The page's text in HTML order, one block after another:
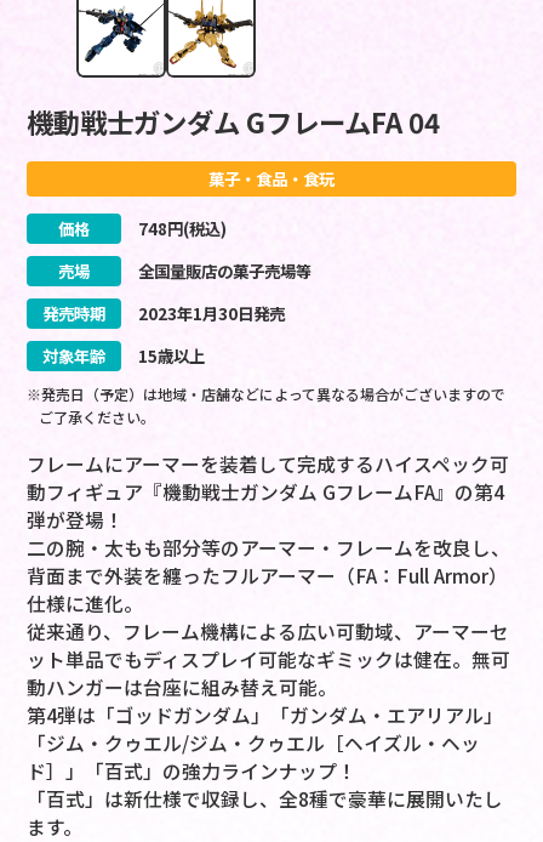
機動戦士ガンダム GフレームFA 04
菓子・食品・食玩
価格 748円(税込)
売場
全国量販店の菓子売場等
発売時期
2023年1月30日発売
対象年齢
15歳以上
※発売日（予定）は地域・店舗などによって異なる場合がございますので
ご了承ください。
フレームにアーマーを装着して完成するハイスペック可
動フィギュア『機動戦士ガンダム GフレームFA』の第4
弾が登場！
二の腕・太もも部分等のアーマー・フレームを改良し、
背面まで外装を纏ったフルアーマー（FA：Full Armor）
仕様に進化。
従来通り、フレーム機構による広い可動域、アーマーセ
ット単品でもディスプレイ可能なギミックは健在。無可
動ハンガーは台座に組み替え可能。
第4弾は「ゴッドガンダム」「ガンダム・エアリアル」
「ジム・クゥエル/ジム・クゥエル［ヘイズル・ヘッ
ド］」「百式」の強力ラインナップ！
「百式」は新仕様で収録し、全8種で豪華に展開いたし
ます。